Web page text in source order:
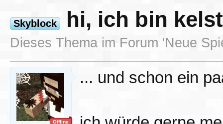
Skyblock hi, ich bin
Dieses Thema im Forum 'Neue
Offline
... und schon ein